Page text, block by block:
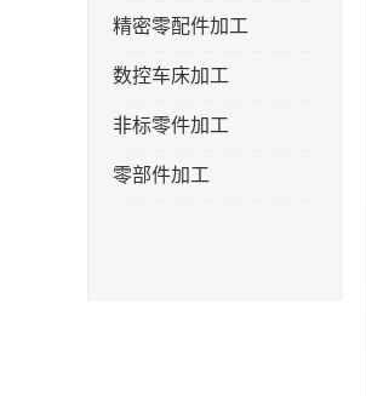
精密零配件加工
数控车床加工
非标零件加工
零部件加工